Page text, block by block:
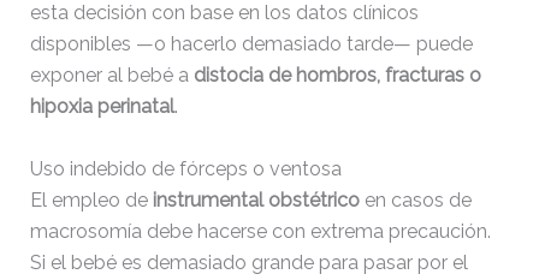
esta decisión con base en los datos clínicos
disponibles —o hacerlo demasiado tarde— puede
exponer al bebé a distocia de hombros, fracturas o
hipoxia perinatal.
Uso indebido de fórceps o ventosa
El empleo de instrumental obstétricoen casos de
macrosomía debe hacerse con extrema precaución.
Si el bebé es demasiado grande para pasar por el